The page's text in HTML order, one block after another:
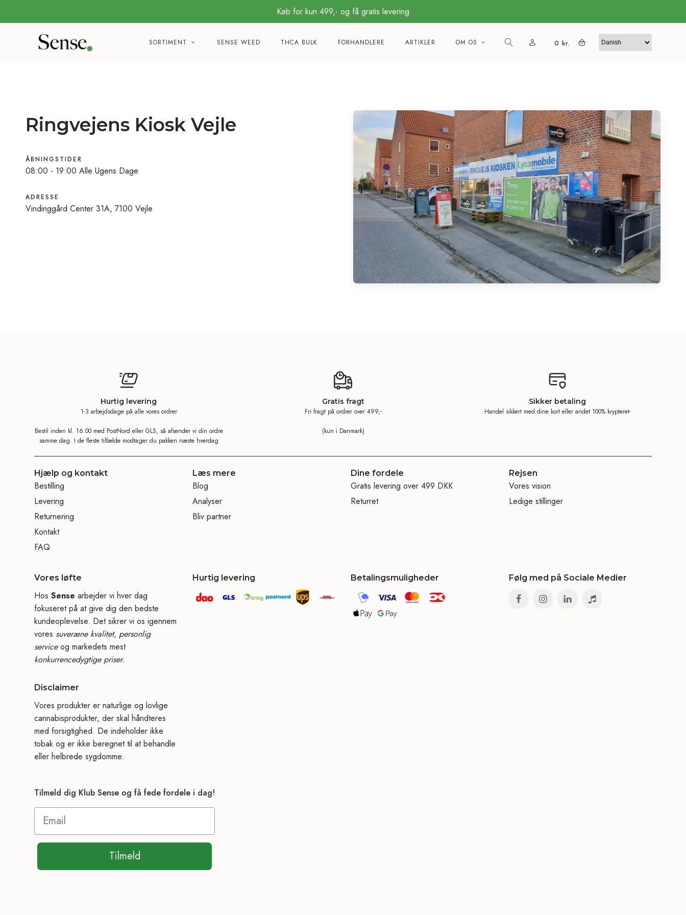
Køb for kun 499,- og få gratis levering
SORTIMENT SENSE WEED THCA BULK FORHANDLERE ARTIKLER OM OS 0 kr.
Ringvejens Kiosk Vejle
ÅBNINGSTIDER
08:00 - 19:00 Alle Ugens Dage
ADRESSE
Vindinggård Center 31A, 7100 Vejle
Hurtig levering
1-3 arbejdsdage på alle vores ordrer
Bestil inden kl. 16.00 med PostNord eller GLS, så afsender vi din ordre
samme dag. I de fleste tilfælde modtager du pakken næste hverdag
Gratis fragt
Fri fragt på ordrer over 499,-
(kun i Danmark)
Sikker betaling
Handel sikkert med dine kort eller andet 100% krypteret-
Hjælp og kontakt
Bestilling
Levering
Returnering
Kontakt
FAQ
Læs mere
Blog
Analyser
Bliv partner
Dine fordele
Gratis levering over 499 DKK
Returret
Rejsen
Vores vision
Ledige stillinger
Vores løfte
Hos Sense arbejder vi hver dag
fokuseret på at give dig den bedste
kundeoplevelse. Det sikrer vi os igennem
vores suveræne kvalitet, personlig
serviceog markedets mest
konkurrencedygtige priser.
Hurtig levering Betalingsmuligheder Følg med på Sociale Medier
Disclaimer
Vores produkter er naturlige og lovlige
cannabisprodukter, der skal håndteres
med forsigtighed. De indeholder ikke
tobak og er ikke beregnet til at behandle
eller helbrede sygdomme.
Tilmeld dig Klub Sense og få fede fordele i dag!
Tilmeld